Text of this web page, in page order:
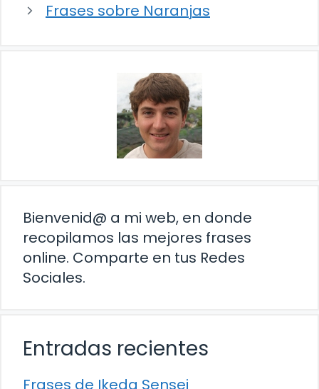
Frases sobre Naranjas
Bienvenid@ a mi web, en donde
recopilamos las mejores frases
online. Comparte en tus Redes
Sociales.
Entradas recientes
Frases de Ikeda Sensei